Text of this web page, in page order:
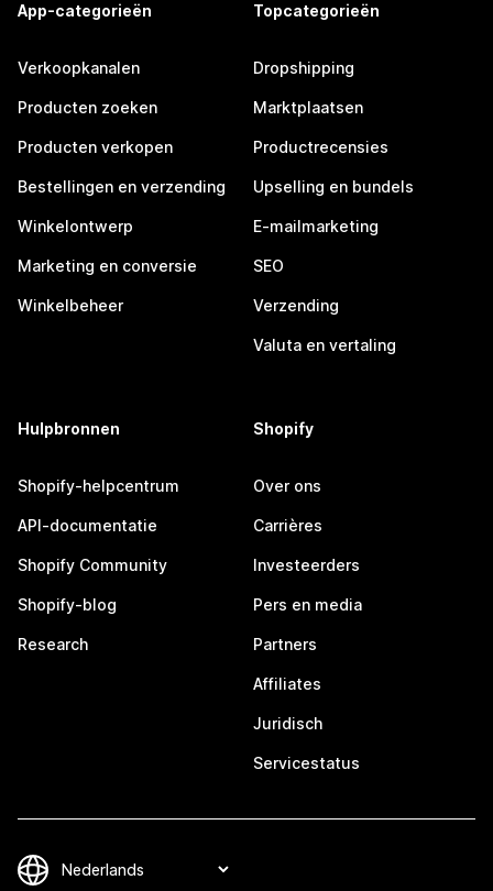
App-categorieën
Verkoopkanalen
Producten zoeken
Producten verkopen
Bestellingen en verzending
Winkelontwerp
Marketing en conversie
Winkelbeheer
Topcategorieën
Dropshipping
Marktplaatsen
Productrecensies
Upselling en bundels
E-mailmarketing
SEO
Verzending
Valuta en vertaling
Hulpbronnen
Shopify-helpcentrum
API-documentatie
Shopify Community
Shopify-blog
Research
Shopify
Over ons
Carrières
Investeerders
Pers en media
Partners
Affiliates
Juridisch
Servicestatus